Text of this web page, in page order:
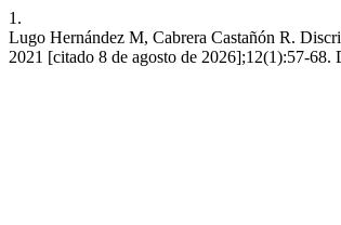
1.
Lugo Hernández M, Cabrera Castañón R.
2021 [citado 8 de agosto de 2026];12(1):57-